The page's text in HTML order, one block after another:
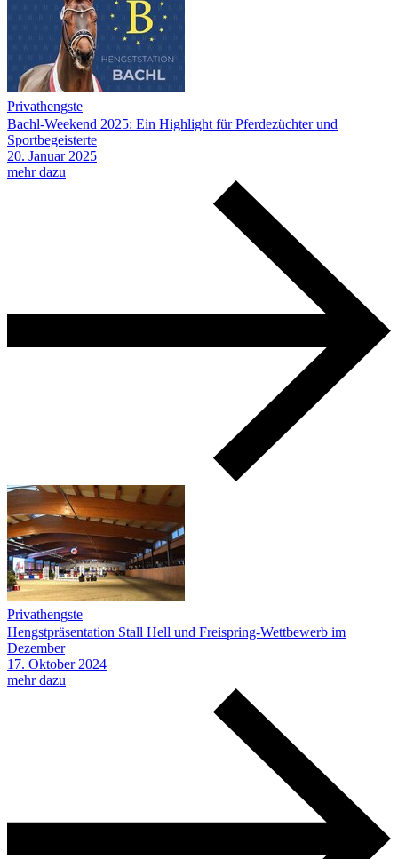
Privathengste
Bachl-Weekend 2025: Ein Highlight für Pferdezüchter und
Sportbegeisterte
20. Januar 2025
mehr dazu
Privathengste
Hengstpräsentation Stall Hell und Freispring-Wettbewerb im
Dezember
17. Oktober 2024
mehr dazu